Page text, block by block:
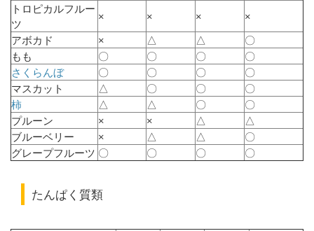
トロピカルフルー
ツ
× × ×
×
アボカド
× △ △
〇
もも
〇 〇 〇
〇
さくらんぼ
〇 〇 〇
〇
マスカット
△ 〇 〇
〇
柿
△ △ 〇
〇
プルーン
× × △
△
ブルーベリー
× △ △
〇
グレープフルーツ 〇 〇 〇 〇
たんぱく質類